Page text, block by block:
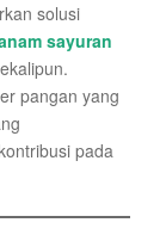
solusi
sayuran
pangan yang
pada